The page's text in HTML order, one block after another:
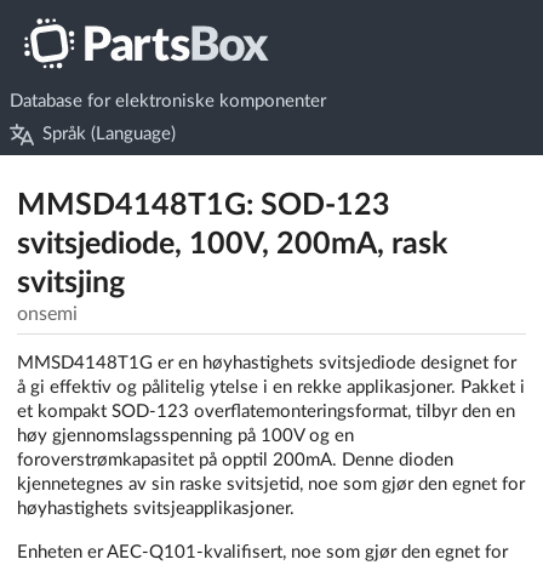
Database for elektroniske komponenter
Språk (Language)
MMSD4148T1G: SOD-123
svitsjediode, 100V, 200mA, rask
svitsjing
onsemi
MMSD4148T1G er en høyhastighets svitsjediode designet for
å gi effektiv og pålitelig ytelse i en rekke applikasjoner. Pakket i
et kompakt SOD-123 overflatemonteringsformat, tilbyr den en
høy gjennomslagsspenning på 100V og en
foroverstrømkapasitet på opptil 200mA. Denne dioden
kjennetegnes av sin raske svitsjetid, noe som gjør den egnet for
høyhastighets svitsjeapplikasjoner.
Enheten er AEC-Q101-kvalifisert, noe som gjør den egnet for